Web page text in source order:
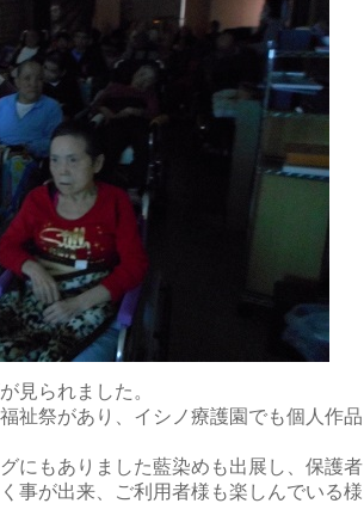
見られました。
祉祭があり、イシノ療護園でも個人作品
にもありました藍染めも出展し、保護者
事が出来、ご利用者様も楽しんでいる様